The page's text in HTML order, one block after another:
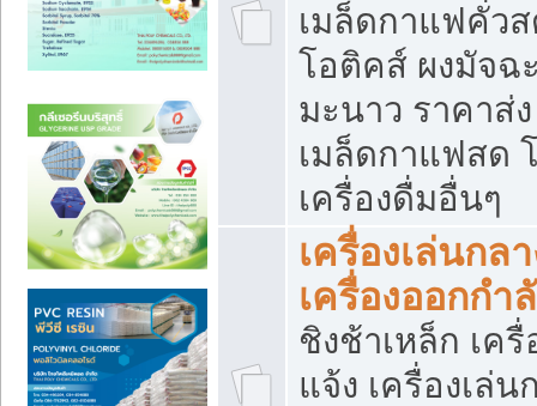
เมล็ดกาแฟคั่ว
โอติคส์ ผงมัจฉ
มะนาว ราคาส่
เมล็ดกาแฟสด
เครื่องดื่มอื่นๆ
เครื่องเล่นกล
เครื่องออกกำ
ชิงช้าเหล็ก เค
แจ้ง เครื่องเล่น